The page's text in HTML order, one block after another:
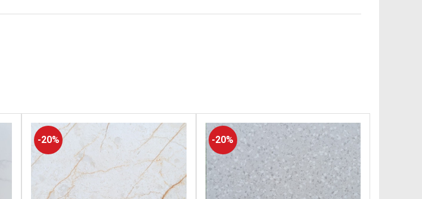
-20% -20%